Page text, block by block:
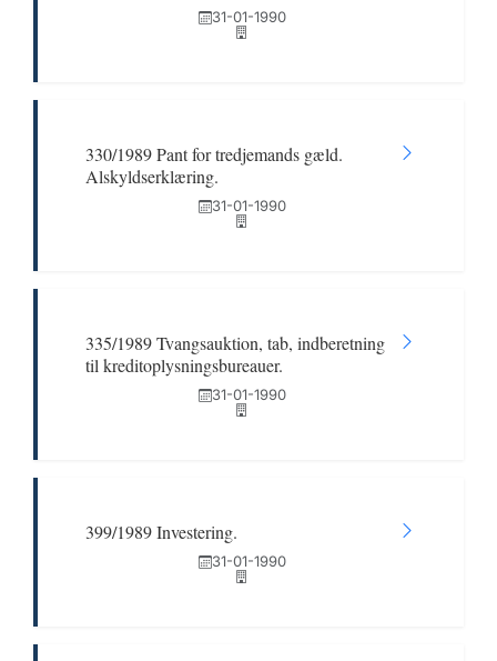
31-01-1990
330/1989 Pant for tredjemands gæld.
Alskyldserklæring.
31-01-1990
335/1989 Tvangsauktion, tab, indberetning
til kreditoplysningsbureauer.
31-01-1990
399/1989 Investering.
31-01-1990